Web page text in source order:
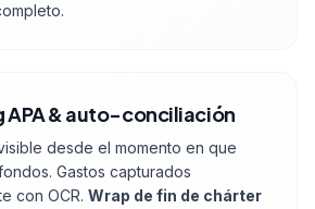
APA & auto-conciliación
desde el momento en que
Gastos capturados
con OCR. Wrap de fin de chárter